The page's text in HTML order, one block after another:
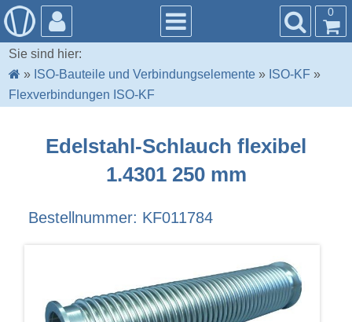
0
Sie sind hier:
» ISO-Bauteile und Verbindungselemente » ISO-KF »
Flexverbindungen ISO-KF
Edelstahl-Schlauch flexibel
1.4301 250 mm
Bestellnummer: KF011784